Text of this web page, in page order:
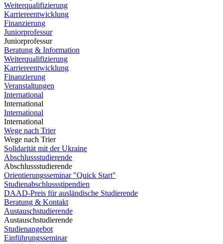
Weiterqualifizierung
Karriereentwicklung
Finanzierung
Juniorprofessur
Juniorprofessur
Beratung & Information
Weiterqualifizierung
Karriereentwicklung
Finanzierung
Veranstaltungen
International
International
International
International
Wege nach Trier
Wege nach Trier
Solidarität mit der Ukraine
Abschlussstudierende
Abschlussstudierende
Orientierungsseminar "Quick Start"
Studienabschlussstipendien
DAAD-Preis für ausländische Studierende
Beratung & Kontakt
Austauschstudierende
Austauschstudierende
Studienangebot
Einführungsseminar